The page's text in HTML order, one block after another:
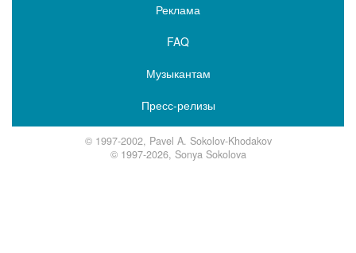
Реклама
FAQ
Музыкантам
Пресс-релизы
© 1997-2002, Pavel A. Sokolov-Khodakov
© 1997-2026, Sonya Sokolova